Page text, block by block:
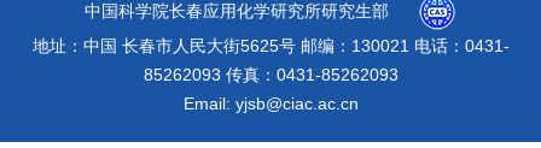
中国科学院长春应用化学研究所研究生部
地址：中国 长春市人民大街5625号 邮编：130021 电话：0431-
85262093 传真：0431-85262093
Email: yjsb@ciac.ac.cn